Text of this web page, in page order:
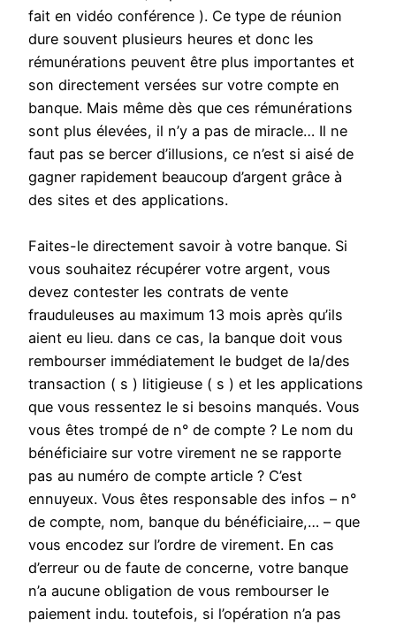
fait en vidéo conférence ). Ce type de réunion
dure souvent plusieurs heures et donc les
rémunérations peuvent être plus importantes et
son directement versées sur votre compte en
banque. Mais même dès que ces rémunérations
sont plus élevées, il n’y a pas de miracle… Il ne
faut pas se bercer d’illusions, ce n’est si aisé de
gagner rapidement beaucoup d’argent grâce à
des sites et des applications.
Faites-le directement savoir à votre banque. Si
vous souhaitez récupérer votre argent, vous
devez contester les contrats de vente
frauduleuses au maximum 13 mois après qu’ils
aient eu lieu. dans ce cas, la banque doit vous
rembourser immédiatement le budget de la/des
transaction ( s ) litigieuse ( s ) et les applications
que vous ressentez le si besoins manqués. Vous
vous êtes trompé de n° de compte ? Le nom du
bénéficiaire sur votre virement ne se rapporte
pas au numéro de compte article ? C’est
ennuyeux. Vous êtes responsable des infos – n°
de compte, nom, banque du bénéficiaire,… – que
vous encodez sur l’ordre de virement. En cas
d’erreur ou de faute de concerne, votre banque
n’a aucune obligation de vous rembourser le
paiement indu. toutefois, si l’opération n’a pas